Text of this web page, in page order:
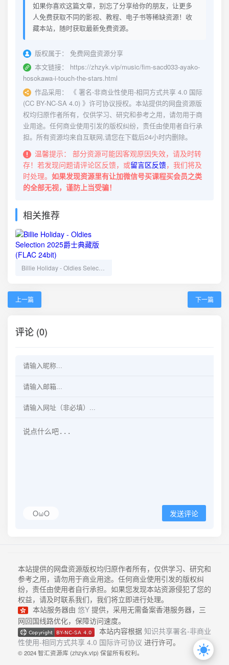
如果你喜欢这篇文章，别忘了分享给你的朋友，让更多
人免费获取不同的影视、教程、电子书等稀缺资源！收
藏本站，随时获取最新免费资源。
版权属于：
免费网盘资源分享
本文链接：
https://zhzyk.vip/music/fim-sacd033-ayako-
hosokawa-i-touch-the-stars.html
作品采用：
《 署名-非商业性使用-相同方式共享 4.0 国际
(CC BY-NC-SA 4.0) 》许可协议授权。本站提供的网盘资源版
权均归原作者所有，仅供学习、研究和参考之用，请勿用于商
业用途。任何商业使用引发的版权纠纷，责任由使用者自行承
担。所有资源均来自互联网,请您在下载后24小时内删除。
温馨提示：
部分资源可能因客观原因失效，请及时转
存！若发现问题请评论区反馈，或留言区反馈，我们将及
时处理。 如果发现资源里有让加微信号买课程买会员之类
的全部无视，谨防上当受骗！
相关推荐
上一篇 下一篇
评论 (0)
OωO 发送评论
本站提供的网盘资源版权均归原作者所有，仅供学习、研究和
参考之用，请勿用于商业用途。任何商业使用引发的版权纠
纷，责任由使用者自行承担。如果您发现本站资源侵犯了您的
权益，请及时联系我们，我们将立即进行处理。
本站服务器由 悠Y 提供，采用无需备案香港服务器，三
网回国线路优化，保障访问速度。
本站内容根据 知识共享署名-非商业
性使用-相同方式共享 4.0 国际许可协议 进行许可。
© 2024 智汇资源库 (zhzyk.vip) 保留所有权利。